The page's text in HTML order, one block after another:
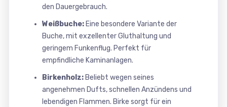
den Dauergebrauch.
Weißbuche:Eine besondere Variante der
Buche, mit exzellenter Gluthaltung und
geringem Funkenflug. Perfekt für
empfindliche Kaminanlagen.
Birkenholz:Beliebt wegen seines
angenehmen Dufts, schnellen Anzündens und
lebendigen Flammen. Birke sorgt für ein